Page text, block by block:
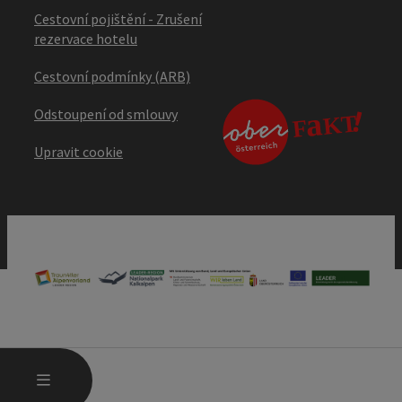
MENU
Cestovní pojištění - Zrušení
rezervace hotelu
Cestovní podmínky (ARB)
Odstoupení od smlouvy
Upravit cookie